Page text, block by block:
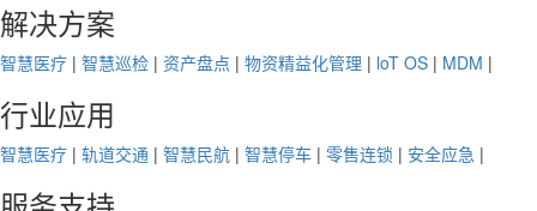
解决方案
智慧医疗 | 智慧巡检 | 资产盘点 | 物资精益化管理 | loT OS | MDM |
行业应用
智慧医疗 | 轨道交通 | 智慧民航 | 智慧停车 | 零售连锁 | 安全应急 |